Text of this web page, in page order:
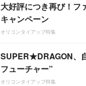
大好評につき再び！フ
キャンペーン
オリコンタイアップ特集
SUPER★DRAGON、
フューチャー”
オリコンタイアップ特集